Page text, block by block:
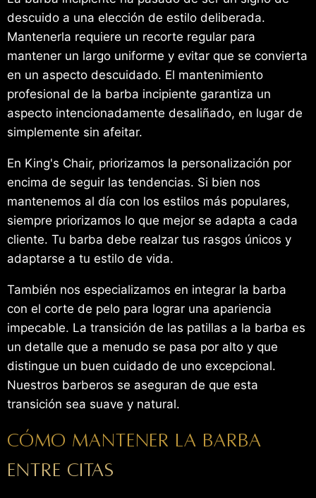
descuido a una elección de estilo deliberada.
Mantenerla requiere un recorte regular para
mantener un largo uniforme y evitar que se convierta
en un aspecto descuidado. El mantenimiento
profesional de la barba incipiente garantiza un
aspecto intencionadamente desaliñado, en lugar de
simplemente sin afeitar.
En King's Chair, priorizamos la personalización por
encima de seguir las tendencias. Si bien nos
mantenemos al día con los estilos más populares,
siempre priorizamos lo que mejor se adapta a cada
cliente. Tu barba debe realzar tus rasgos únicos y
adaptarse a tu estilo de vida.
También nos especializamos en integrar la barba
con el corte de pelo para lograr una apariencia
impecable. La transición de las patillas a la barba es
un detalle que a menudo se pasa por alto y que
distingue un buen cuidado de uno excepcional.
Nuestros barberos se aseguran de que esta
transición sea suave y natural.
Cómo mantener la barba
entre citas